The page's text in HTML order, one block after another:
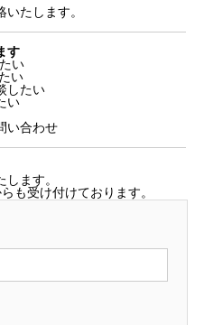
たします。
す
い
い
したい
い
い合わせ
ます。
も受け付けております。